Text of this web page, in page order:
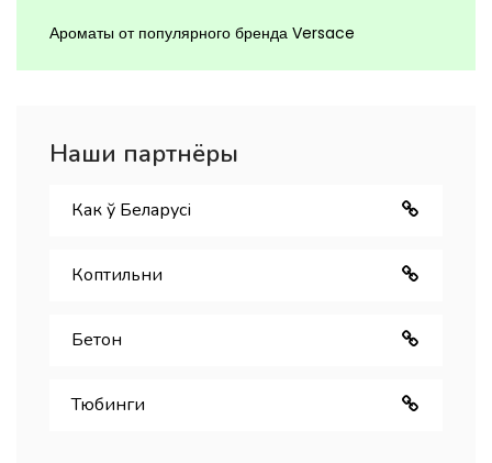
Ароматы от популярного бренда Versace
Наши партнёры
Как ў Беларуcі
Коптильни
Бетон
Тюбинги